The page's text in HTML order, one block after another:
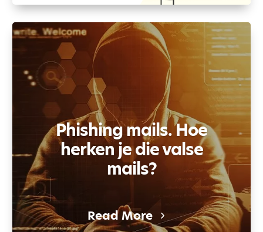
Phishing mails. Hoe
herken je die valse
mails?
Read More